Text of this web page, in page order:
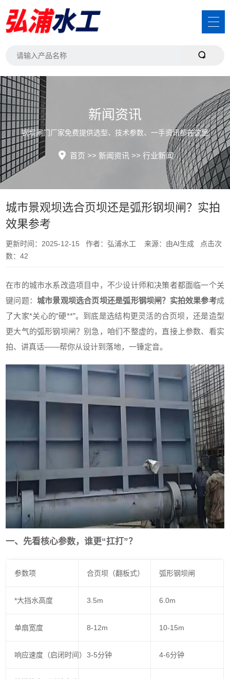
新闻资讯
钢坝闸门厂家免费提供选型、技术参数、一手资讯都在这里
首页 >> 新闻资讯 >> 行业新闻
城市景观坝选合页坝还是弧形钢坝闸？实拍
效果参考
更新时间：2025-12-15 作者：弘浦水工 来源：由AI生成 点击次
数：42
在市的城市水系改造项目中，不少设计师和决策者都面临一个关
键问题：城市景观坝选合页坝还是弧形钢坝闸？实拍效果参考成
了大家*关心的“硬**”。到底是选结构更灵活的合页坝，还是造型
更大气的弧形钢坝闸？别急，咱们不整虚的，直接上参数、看实
拍、讲真话——帮你从设计到落地，一锤定音。
一、先看核心参数，谁更“扛打”？
参数项 合页坝（翻板式） 弧形钢坝闸
*大挡水高度 3.5m 6.0m
单扇宽度 8-12m 10-15m
响应速度（启闭时间） 3-5分钟 4-6分钟